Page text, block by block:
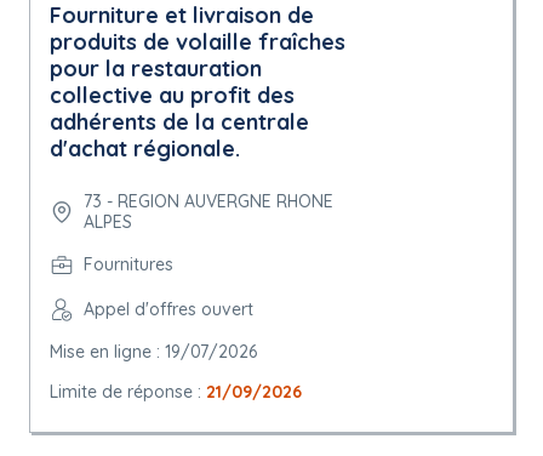
Fourniture et livraison de
produits de volaille fraîches
pour la restauration
collective au profit des
adhérents de la centrale
d'achat régionale.
73 - REGION AUVERGNE RHONE
ALPES
Fournitures
Appel d'offres ouvert
Mise en ligne : 19/07/2026
Limite de réponse : 21/09/2026